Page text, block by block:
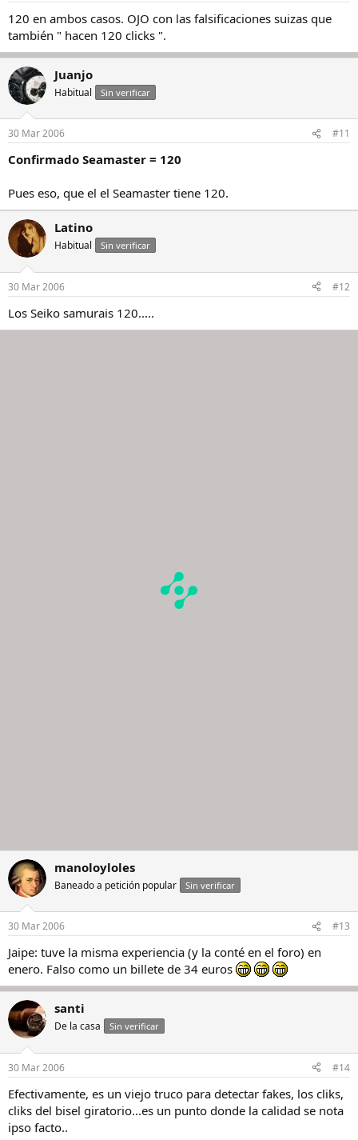
120 en ambos casos. OJO con las falsificaciones suizas que
también " hacen 120 clicks ".
Juanjo
Habitual Sin verificar
30 Mar 2006 #11
Confirmado Seamaster = 120
Pues eso, que el el Seamaster tiene 120.
Latino
Habitual Sin verificar
30 Mar 2006 #12
Los Seiko samurais 120.....
manoloyloles
Baneado a petición popular Sin verificar
30 Mar 2006 #13
Jaipe: tuve la misma experiencia (y la conté en el foro) en
enero. Falso como un billete de 34 euros
santi
De la casa Sin verificar
30 Mar 2006 #14
Efectivamente, es un viejo truco para detectar fakes, los cliks,
cliks del bisel giratorio...es un punto donde la calidad se nota
ipso facto..